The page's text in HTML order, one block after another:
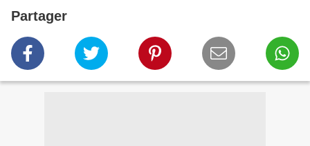
Partager